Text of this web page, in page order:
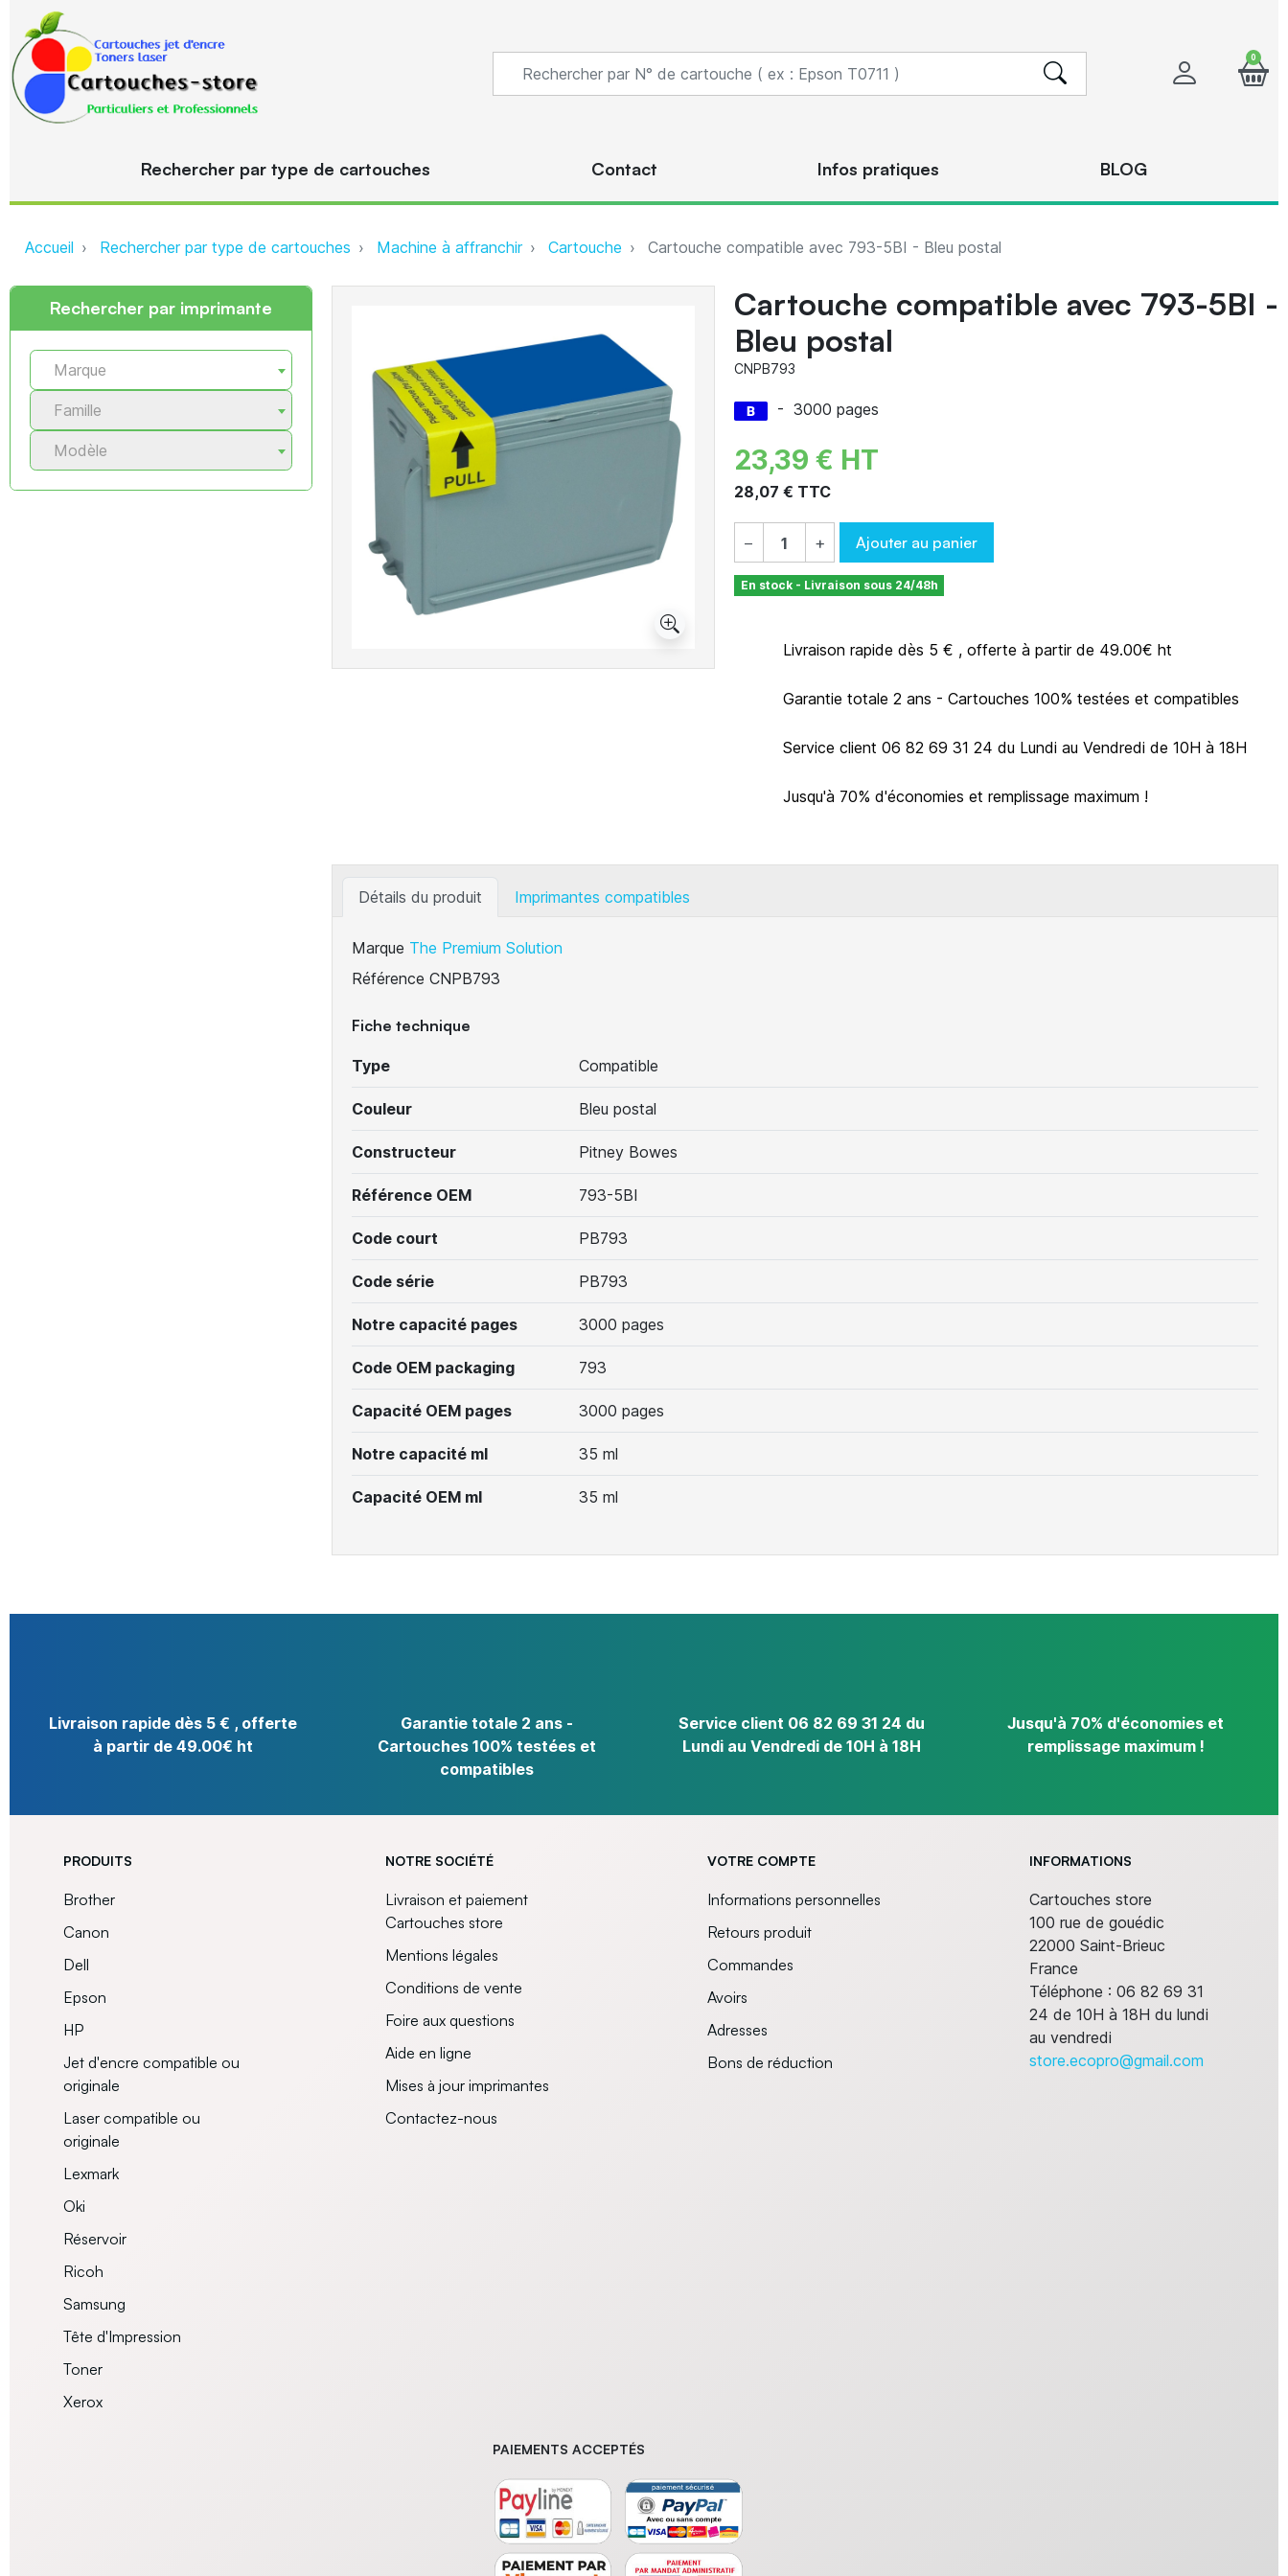
0
Rechercher par type de cartouches Contact Infos pratiques BLOG
Accueil Rechercher par type de cartouches Machine à affranchir Cartouche Cartouche compatible avec 793-5BI - Bleu postal
Rechercher par imprimante
Marque
Famille
Modèle
Cartouche compatible avec 793-5BI -
Bleu postal
CNPB793
- 3000 pages
23,39 € HT
28,07 € TTC
− + Ajouter au panier
En stock - Livraison sous 24/48h
Livraison rapide dès 5 € , offerte à partir de 49.00€ ht
Garantie totale 2 ans - Cartouches 100% testées et compatibles
Service client 06 82 69 31 24 du Lundi au Vendredi de 10H à 18H
Jusqu'à 70% d'économies et remplissage maximum !
Détails du produit Imprimantes compatibles
Marque The Premium Solution
Référence CNPB793
Fiche technique
Type Compatible
Couleur Bleu postal
Constructeur Pitney Bowes
Référence OEM 793-5BI
Code court PB793
Code série PB793
Notre capacité pages 3000 pages
Code OEM packaging 793
Capacité OEM pages 3000 pages
Notre capacité ml 35 ml
Capacité OEM ml 35 ml
Livraison rapide dès 5 € , offerte
à partir de 49.00€ ht
Garantie totale 2 ans -
Cartouches 100% testées et
compatibles
Service client 06 82 69 31 24 du
Lundi au Vendredi de 10H à 18H
Jusqu'à 70% d'économies et
remplissage maximum !
PRODUITS
Brother
Canon
Dell
Epson
HP
Jet d'encre compatible ou
originale
Laser compatible ou
originale
Lexmark
Oki
Réservoir
Ricoh
Samsung
Tête d'Impression
Toner
Xerox
NOTRE SOCIÉTÉ
Livraison et paiement
Cartouches store
Mentions légales
Conditions de vente
Foire aux questions
Aide en ligne
Mises à jour imprimantes
Contactez-nous
VOTRE COMPTE
Informations personnelles
Retours produit
Commandes
Avoirs
Adresses
Bons de réduction
INFORMATIONS
Cartouches store
100 rue de gouédic
22000 Saint-Brieuc
France
Téléphone : 06 82 69 31
24 de 10H à 18H du lundi
au vendredi
store.ecopro@gmail.com
PAIEMENTS ACCEPTÉS